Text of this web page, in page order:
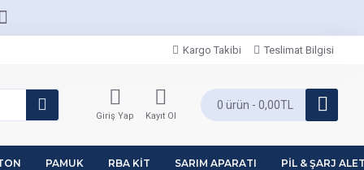
Kargo Takibi Teslimat Bilgisi
Giriş Yap Kayıt Ol
0 ürün - 0,00TL
PAMUK RBA KIT SARIM APARATI PIL & ŞARJ